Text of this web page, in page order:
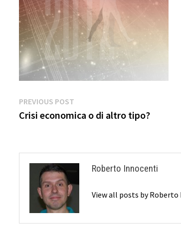
Navigazione
articoli
PREVIOUS POST
post:
Crisi economica o di altro tipo?
Roberto Innocenti
View all posts by